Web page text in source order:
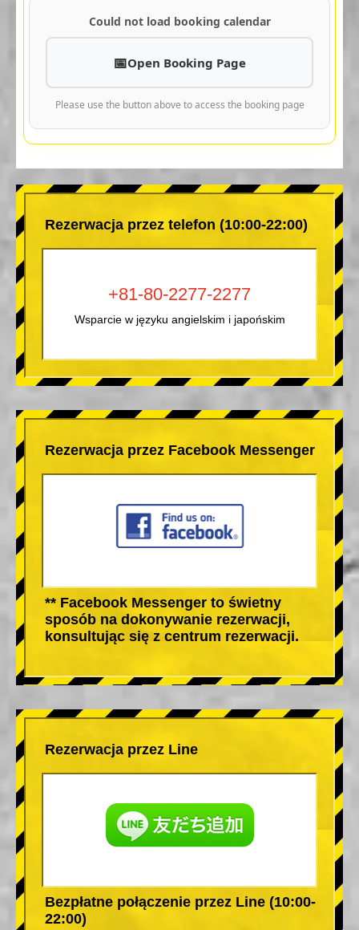
Could not load booking calendar
Open Booking Page
Please use the button above to access the booking page
Rezerwacja przez telefon (10:00-22:00)
+81-80-2277-2277
Wsparcie w języku angielskim i japońskim
Rezerwacja przez Facebook Messenger
** Facebook Messenger to świetny
sposób na dokonywanie rezerwacji,
konsultując się z centrum rezerwacji.
Rezerwacja przez Line
Bezpłatne połączenie przez Line (10:00-
22:00)